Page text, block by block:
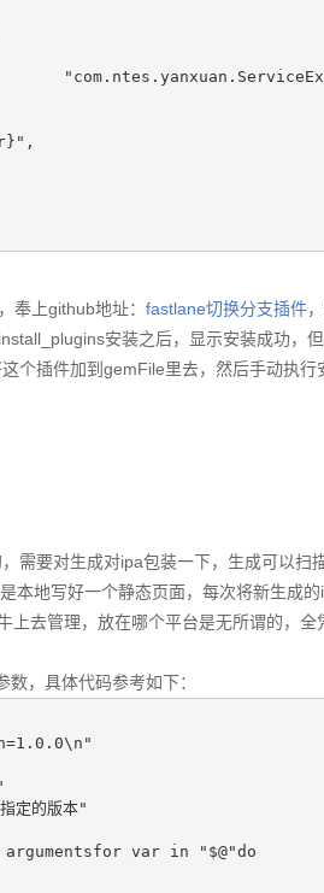
奉上github地址： fastlane切换分支插件
安装之后，显示安装成功，
个插件加到gemFile里去，然后手动执行
需要对生成对ipa包装一下，生成可以扫
本地写好一个静态页面，每次将新生成
上去管理，放在哪个平台是无所谓的，全
，具体代码参考如下：
定的版本"
var in "$@"do